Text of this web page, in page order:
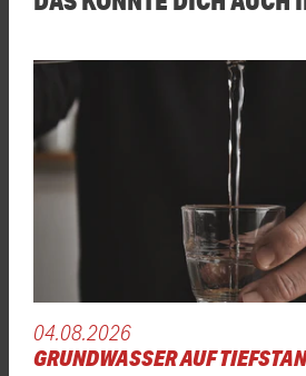
04.08.2026
GRUNDWASSER AUF